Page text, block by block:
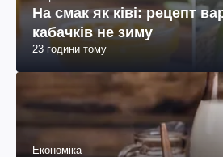
На смак як ківі: рецепт
кабачків не зиму
23 години тому
Економіка